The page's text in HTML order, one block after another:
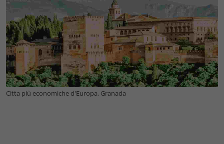
Citta più economiche d'Europa, Granada